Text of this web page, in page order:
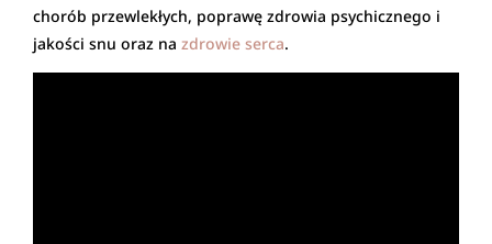
chorób przewlekłych, poprawę zdrowia psychicznego i
jakości snu oraz na zdrowie serca.